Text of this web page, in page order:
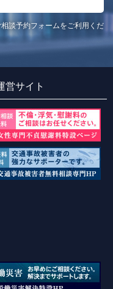
談予約フォームをご利用くだ
営サイト